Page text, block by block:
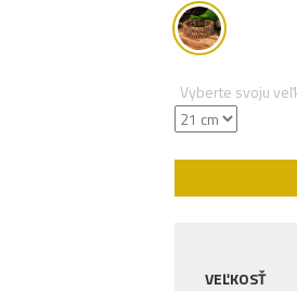
Vyberte svoju
VEĽKOSŤ